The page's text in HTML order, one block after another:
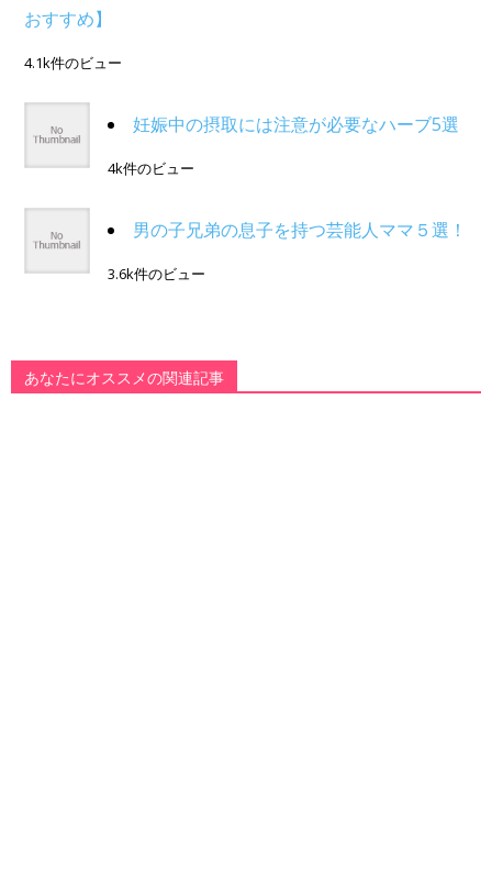
おすすめ】
4.1k件のビュー
妊娠中の摂取には注意が必要なハーブ5選
4k件のビュー
男の子兄弟の息子を持つ芸能人ママ５選！
3.6k件のビュー
あなたにオススメの関連記事